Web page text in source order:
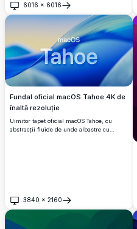
6016 × 6016
Deschide
Fundal oficial macOS Tahoe 4K de
înaltă rezoluție
Uimitor tapet oficial macOS Tahoe, cu
abstracții fluide de unde albastre cu
3840 × 2160
Deschide